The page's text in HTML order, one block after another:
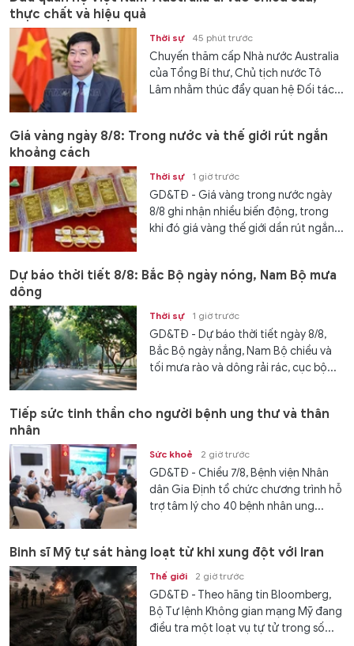
thực chất và hiệu quả
Thời sự 45 phút trước
Chuyến thăm cấp Nhà nước Australia
của Tổng Bí thư, Chủ tịch nước Tô
Lâm nhằm thúc đẩy quan hệ Đối tác...
Giá vàng ngày 8/8: Trong nước và thế giới rút ngắn
khoảng cách
Thời sự 1 giờ trước
GD&TĐ - Giá vàng trong nước ngày
8/8 ghi nhận nhiều biến động, trong
khi đó giá vàng thế giới dần rút ngắn...
Dự báo thời tiết 8/8: Bắc Bộ ngày nóng, Nam Bộ mưa
dông
Thời sự 1 giờ trước
GD&TĐ - Dự báo thời tiết ngày 8/8,
Bắc Bộ ngày nắng, Nam Bộ chiều và
tối mưa rào và dông rải rác, cục bộ...
Tiếp sức tinh thần cho người bệnh ung thư và thân
nhân
Sức khoẻ 2 giờ trước
GD&TĐ - Chiều 7/8, Bệnh viện Nhân
dân Gia Định tổ chức chương trình hỗ
trợ tâm lý cho 40 bệnh nhân ung...
Binh sĩ Mỹ tự sát hàng loạt từ khi xung đột với Iran
Thế giới 2 giờ trước
GD&TĐ - Theo hãng tin Bloomberg,
Bộ Tư lệnh Không gian mạng Mỹ đang
điều tra một loạt vụ tự tử trong số...